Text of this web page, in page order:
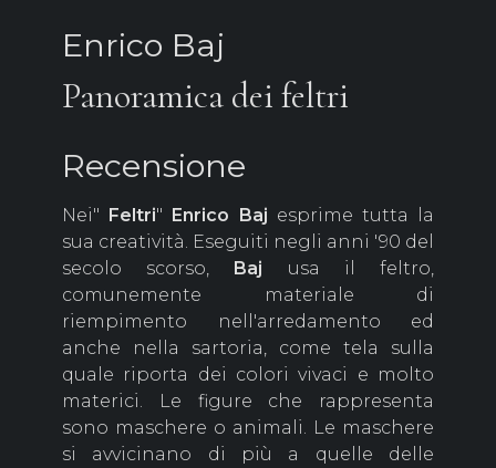
Enrico Baj
Panoramica dei feltri
Recensione
Nei" Feltri" Enrico Baj esprime tutta la
sua creatività. Eseguiti negli anni '90 del
secolo scorso, Baj usa il feltro,
comunemente materiale di
riempimento nell'arredamento ed
anche nella sartoria, come tela sulla
quale riporta dei colori vivaci e molto
materici. Le figure che rappresenta
sono maschere o animali. Le maschere
si avvicinano di più a quelle delle